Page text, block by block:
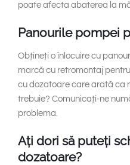
poate afecta abaterea la
Panourile pompei
Obțineți o înlocuire cu
marcă cu retromontaj
cu dozatoare care arată ca
trebuie? Comunicați-ne
problema.
Ați dori să puteți
dozatoare?